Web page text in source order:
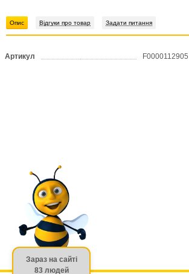
Опис Відгуки про товар Задати питання
Артикул F0000112905
Зараз на сайті
83 людей